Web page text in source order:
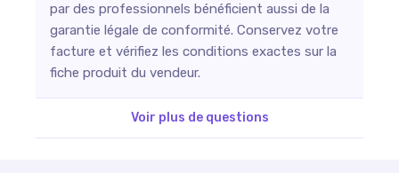
par des professionnels bénéficient aussi de la
garantie légale de conformité. Conservez votre
facture et vérifiez les conditions exactes sur la
fiche produit du vendeur.
Voir plus de questions